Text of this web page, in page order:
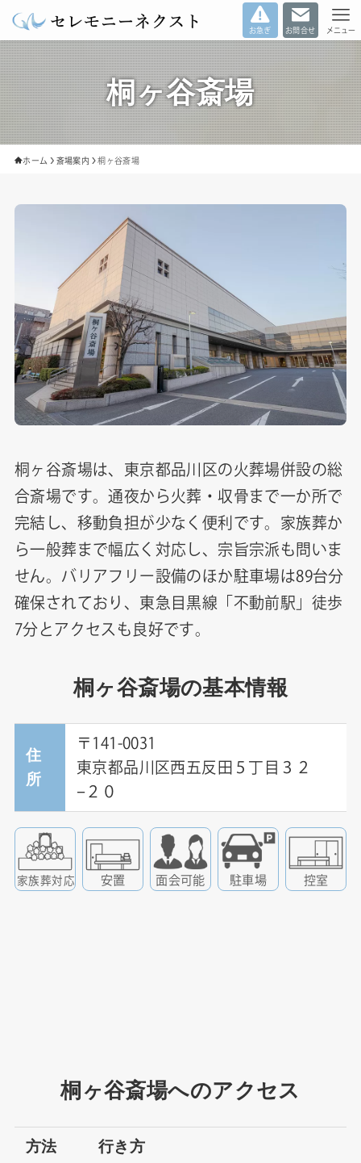
お急ぎ お問合せ メニュー
桐ヶ谷斎場
ホーム 斎場案内 桐ヶ谷斎場
桐ヶ谷斎場は、東京都品川区の火葬場併設の総
合斎場です。通夜から火葬・収骨まで一か所で
完結し、移動負担が少なく便利です。家族葬か
ら一般葬まで幅広く対応し、宗旨宗派も問いま
せん。バリアフリー設備のほか駐車場は89台分
確保されており、東急目黒線「不動前駅」徒歩
7分とアクセスも良好です。
桐ヶ谷斎場の基本情報
住
所
〒141-0031
東京都品川区西五反田５丁目３２
−２０
家族葬対応 安置 面会可能 駐車場 控室
桐ヶ谷斎場へのアクセス
方法 行き方